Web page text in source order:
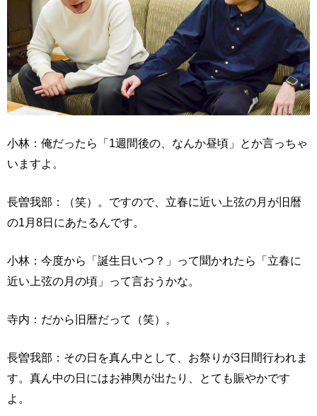
小林：俺だったら「1週間後の、なんか昼頃」とか言っちゃ
いますよ。
長曽我部：（笑）。ですので、立春に近い上弦の月が旧暦
の1月8日にあたるんです。
小林：今度から「誕生日いつ？」って聞かれたら「立春に
近い上弦の月の頃」って言おうかな。
寺内：だから旧暦だって（笑）。
長曽我部：その日を真ん中として、お祭りが3日間行われま
す。真ん中の日にはお神輿が出たり、とても賑やかです
よ。